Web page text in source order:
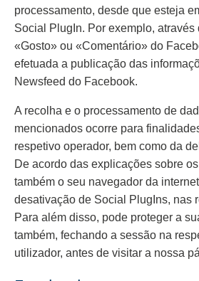
processamento, desde que esteja
Social PlugIn. Por exemplo, através
«Gosto» ou «Comentário» do
efetuada a publicação das
Newsfeed do Facebook.
A recolha e o processamento de
mencionados ocorre para
respetivo operador, bem como da
De acordo das explicações sobre
também o seu navegador da
desativação de Social PlugIns, nas
Para além disso, pode proteger a
também, fechando a sessão na
utilizador, antes de visitar a nossa